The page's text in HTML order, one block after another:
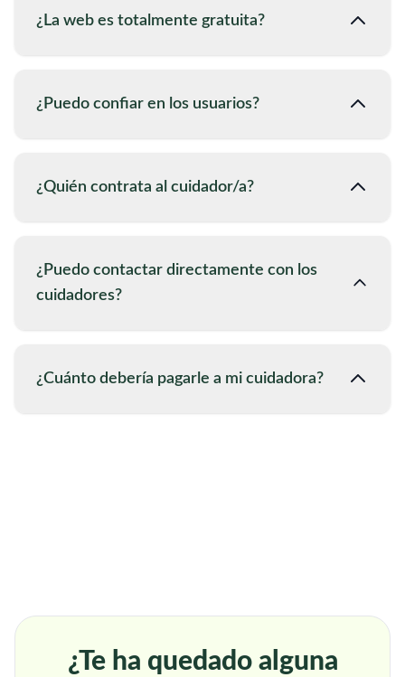
¿La web es totalmente gratuita?
¿Puedo confiar en los usuarios?
¿Quién contrata al cuidador/a?
¿Puedo contactar directamente con los
cuidadores?
¿Cuánto debería pagarle a mi cuidadora?
¿Te ha quedado alguna